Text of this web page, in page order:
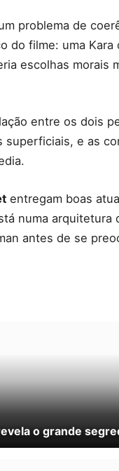
problema de
do filme: uma
escolhas morais
entre os dois
e as
entregam boas
numa
antes de se
o grande